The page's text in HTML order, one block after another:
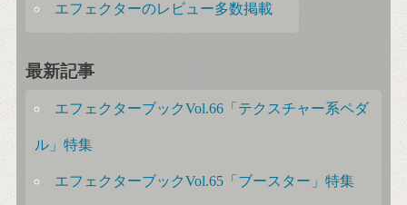
エフェクターのレビュー多数掲載
最新記事
エフェクターブックVol.66「テクスチャー系ペダ
ル」特集
エフェクターブックVol.65「ブースター」特集